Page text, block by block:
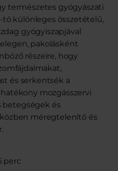
természetes gyógyászati
tó különleges összetételű,
gyógyiszapjával
pakolásként
részeire, hogy
és serkentsék a
mozgásszervi
és
méregtelenítő és
perc